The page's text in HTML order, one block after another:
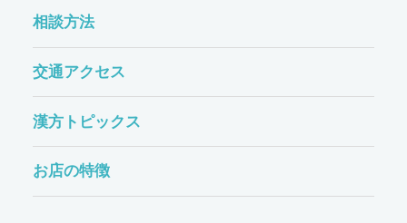
相談方法
交通アクセス
漢方トピックス
お店の特徴